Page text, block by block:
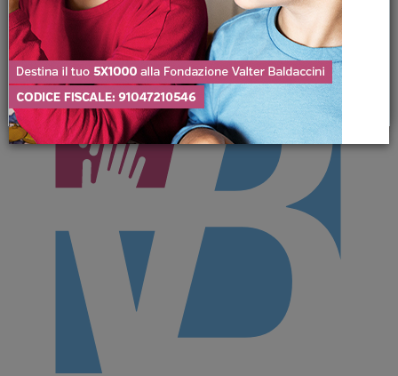
ISCRIVITI
Non mostrare più questa finestra